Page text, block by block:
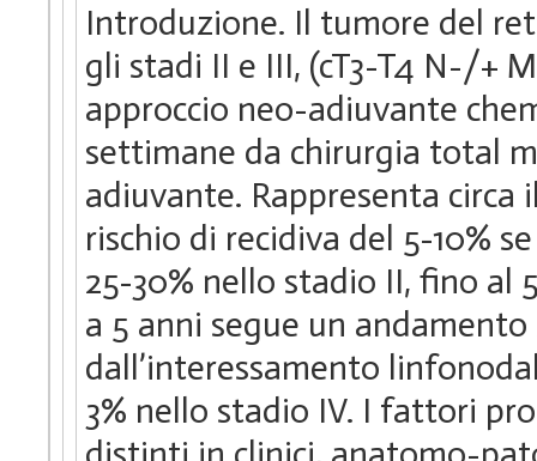
Introduzione. Il tumore del
gli stadi II e III, (cT3-T4 N-/+
approccio neo-adiuvante
settimane da chirurgia total
adiuvante. Rappresenta
rischio di recidiva del 5-10%
25-30% nello stadio II, fino al
a 5 anni segue un
dall’interessamento
3% nello stadio IV. I fattori